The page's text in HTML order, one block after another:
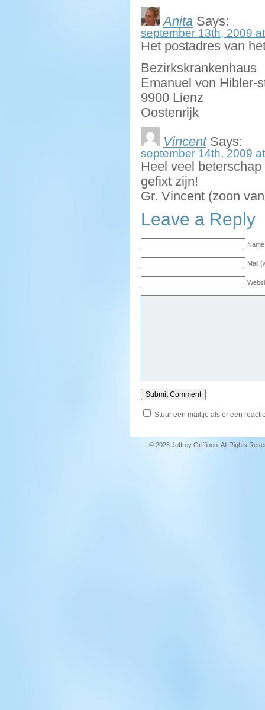
Anita Says:
september 13th, 2009
Het postadres van
Bezirkskrankenhaus
Emanuel von Hibler-
9900 Lienz
Oostenrijk
VincentSays:
september 14th, 2009
Heel veel
gefixt zijn!
Gr. Vincent (zoon
Leave a Reply
Mail
Stuur een mailtje als er een
© 2026 Jeffrey Griffioen. All Rights